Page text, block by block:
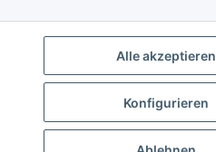
Alle akzeptieren
Konfigurieren